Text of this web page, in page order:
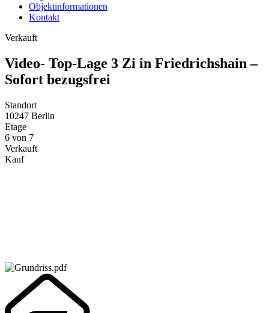
Objektinformationen
Kontakt
Verkauft
Video- Top-Lage 3 Zi in Friedrichshain –
Sofort bezugsfrei
Standort
10247 Berlin
Etage
6 von 7
Verkauft
Kauf